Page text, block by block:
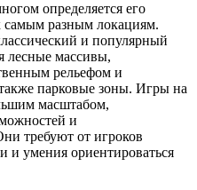
определяется его
самым разным локациям.
и популярный
лесные массивы,
рельефом и
парковые зоны. Игры на
масштабом,
и
требуют от игроков
и умения ориентироваться